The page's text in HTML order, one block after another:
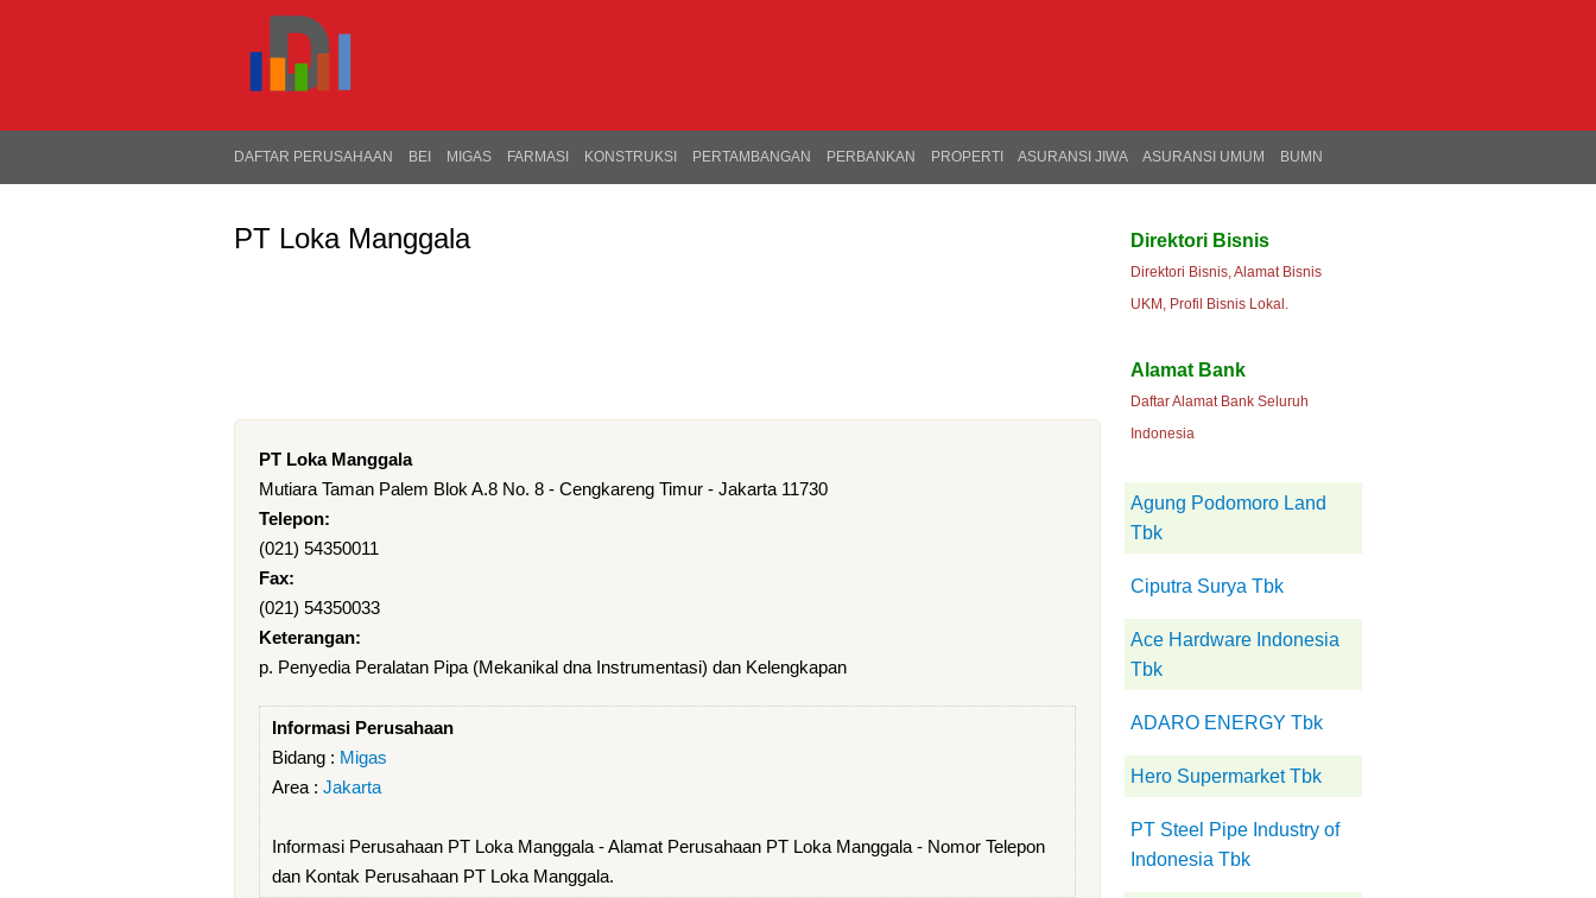
DAFTAR PERUSAHAAN BEI MIGAS FARMASI KONSTRUKSI PERTAMBANGAN PERBANKAN PROPERTI ASURANSI JIWA ASURANSI UMUM BUMN
PT Loka Manggala
PT Loka Manggala
Mutiara Taman Palem Blok A.8 No. 8 - Cengkareng Timur - Jakarta 11730
Telepon:
(021) 54350011
Fax:
(021) 54350033
Keterangan:
p. Penyedia Peralatan Pipa (Mekanikal dna Instrumentasi) dan Kelengkapan
Informasi Perusahaan
Bidang : Migas
Area : Jakarta
Informasi Perusahaan PT Loka Manggala - Alamat Perusahaan PT Loka Manggala - Nomor Telepon
dan Kontak Perusahaan PT Loka Manggala.
Direktori Bisnis
Direktori Bisnis, Alamat Bisnis
UKM, Profil Bisnis Lokal.
Alamat Bank
Daftar Alamat Bank Seluruh
Indonesia
Agung Podomoro Land
Tbk
Ciputra Surya Tbk
Ace Hardware Indonesia
Tbk
ADARO ENERGY Tbk
Hero Supermarket Tbk
PT Steel Pipe Industry of
Indonesia Tbk